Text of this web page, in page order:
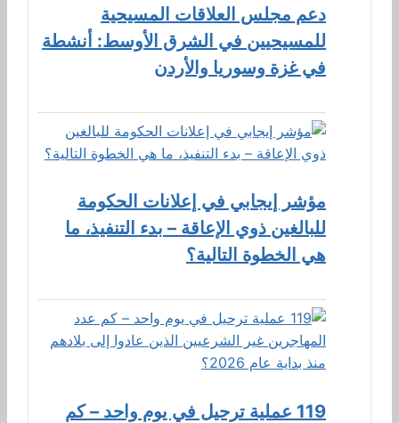
دعم مجلس العلاقات المسيحية
للمسيحيين في الشرق الأوسط: أنشطة
في غزة وسوريا والأردن
مؤشر إيجابي في إعلانات الحكومة
للبالغين ذوي الإعاقة – بدء التنفيذ، ما
هي الخطوة التالية؟
119 عملية ترحيل في يوم واحد – كم